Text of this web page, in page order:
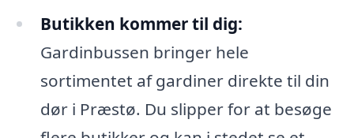
Butikken kommer til dig:
Gardinbussen bringer hele
sortimentet af gardiner direkte til din
dør i Præstø. Du slipper for at besøge